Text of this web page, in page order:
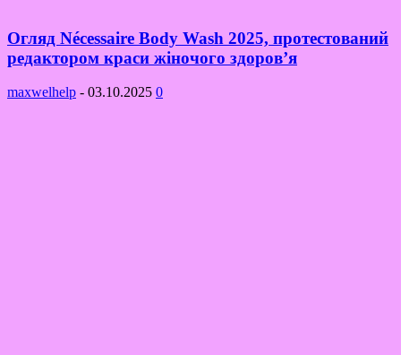
Огляд Nécessaire Body Wash 2025, протестований
редактором краси жіночого здоров’я
maxwelhelp - 03.10.2025 0